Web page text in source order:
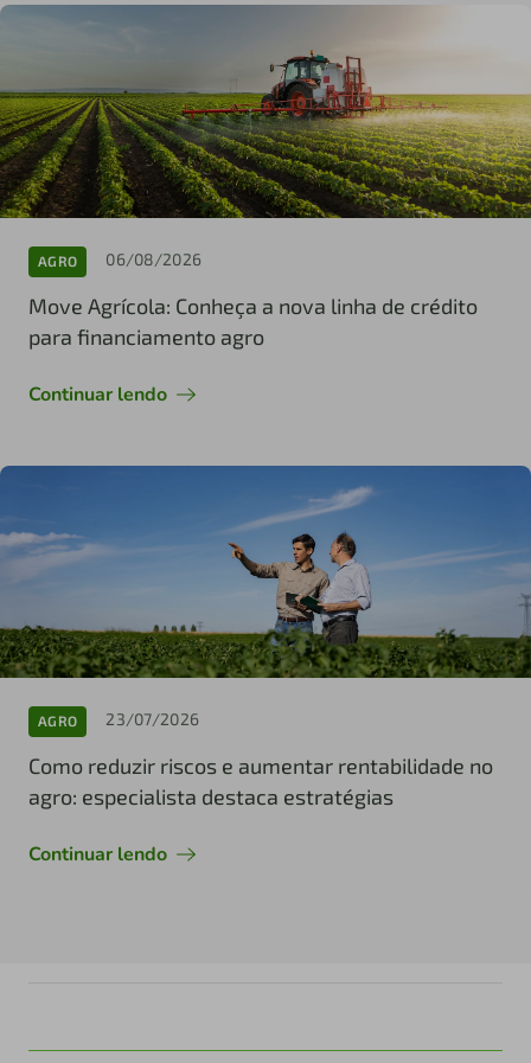
AGRO 06/08/2026
Move Agrícola: Conheça a nova linha de crédito
para financiamento agro
Continuar lendo
AGRO 23/07/2026
Como reduzir riscos e aumentar rentabilidade no
agro: especialista destaca estratégias
Continuar lendo